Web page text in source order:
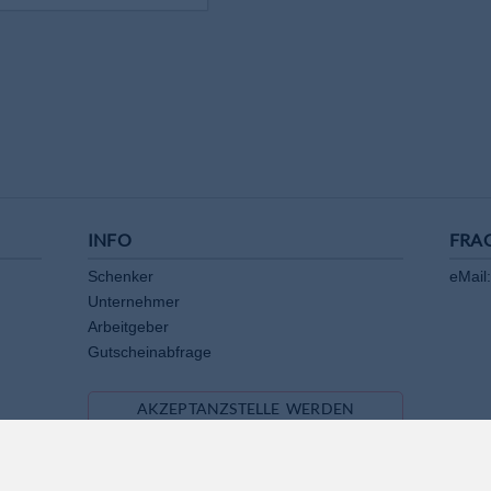
INFO
Schenker
Unternehmer
Arbeitgeber
Gutscheinabfrage
eMail:
AKZEPTANZSTELLE WERDEN